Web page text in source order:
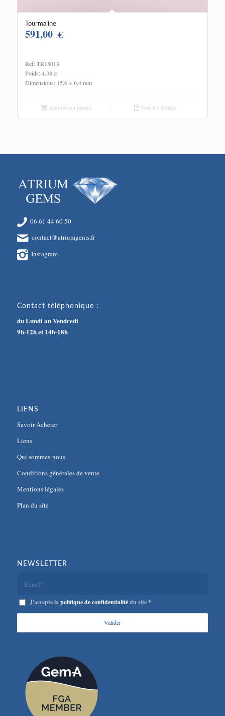
Tourmaline
591,00 €
Ref: TR18013
Poids: 4.38 ct
Dimensions: 15,6 × 6,4 mm
Ajouter au panier Voir les détails
06 61 44 60 50
contact@atriumgems.fr
Instagram
Contact téléphonique :
du Lundi au Vendredi
9h-12h et 14h-18h
LIENS
Savoir Acheter
Liens
Qui sommes-nous
Conditions générales de vente
Mentions légales
Plan du site
NEWSLETTER
J'accepte lapolitique de confidentialitédu site*